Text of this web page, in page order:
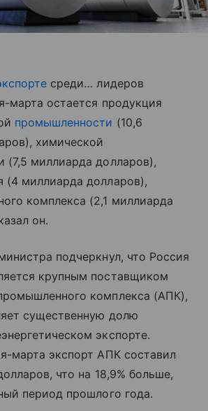
среди… лидеров
марта остается продукция
промышленности (10,6
химической
(7,5 миллиарда долларов),
(4 миллиарда долларов),
комплекса (2,1 миллиарда
он.
подчеркнул, что Россия
крупным поставщиком
комплекса (АПК),
существенную долю
экспорте.
марта экспорт АПК составил
что на 18,9% больше,
период прошлого года.